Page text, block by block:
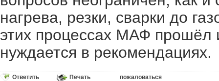
нагрева, резки, сварки до
этих процессах МАФ прошёл
нуждается в рекомендациях.
Ответить Печать пожаловаться